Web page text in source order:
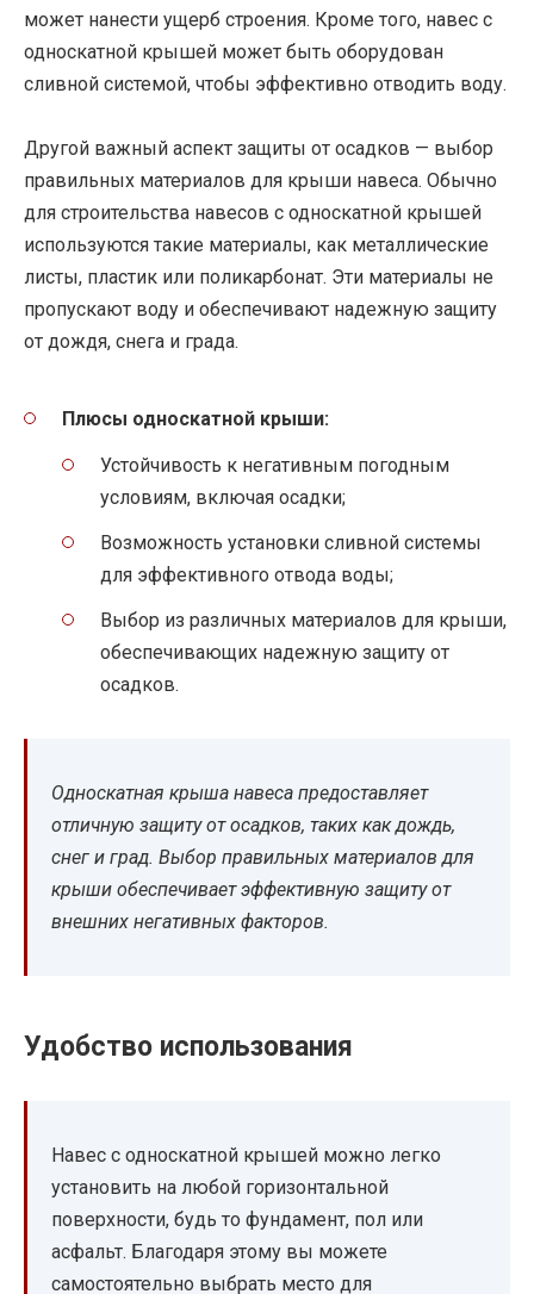
может нанести ущерб строения. Кроме того, навес с
односкатной крышей может быть оборудован
сливной системой, чтобы эффективно отводить воду.
Другой важный аспект защиты от осадков — выбор
правильных материалов для крыши навеса. Обычно
для строительства навесов с односкатной крышей
используются такие материалы, как металлические
листы, пластик или поликарбонат. Эти материалы не
пропускают воду и обеспечивают надежную защиту
от дождя, снега и града.
Плюсы односкатной крыши:
Устойчивость к негативным погодным
условиям, включая осадки;
Возможность установки сливной системы
для эффективного отвода воды;
Выбор из различных материалов для крыши,
обеспечивающих надежную защиту от
осадков.
Односкатная крыша навеса предоставляет
отличную защиту от осадков, таких как дождь,
снег и град. Выбор правильных материалов для
крыши обеспечивает эффективную защиту от
внешних негативных факторов.
Удобство использования
Навес с односкатной крышей можно легко
установить на любой горизонтальной
поверхности, будь то фундамент, пол или
асфальт. Благодаря этому вы можете
самостоятельно выбрать место для